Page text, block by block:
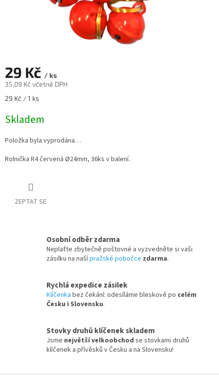
29 Kč / ks
35,09 Kč včetně DPH
Měrná
29 Kč / 1 ks
Skladem
Položka byla vyprodána…
Rolnička R4 červená Ø24mm, 36ks v balení.
ZEPTAT SE
Osobní odběr zdarma
Neplaťte zbytečně poštovné a vyzvedněte si vaši
zásilku na našípražské pobočce zdarma.
Rychlá expedice zásilek
Klíčenka bez čekání: odesíláme bleskově po celém
Česku i Slovensku.
Stovky druhů klíčenek skladem
Jsme největší velkoobchod se stovkami druhů
klíčenek a přívěsků v Česku a na Slovensku!